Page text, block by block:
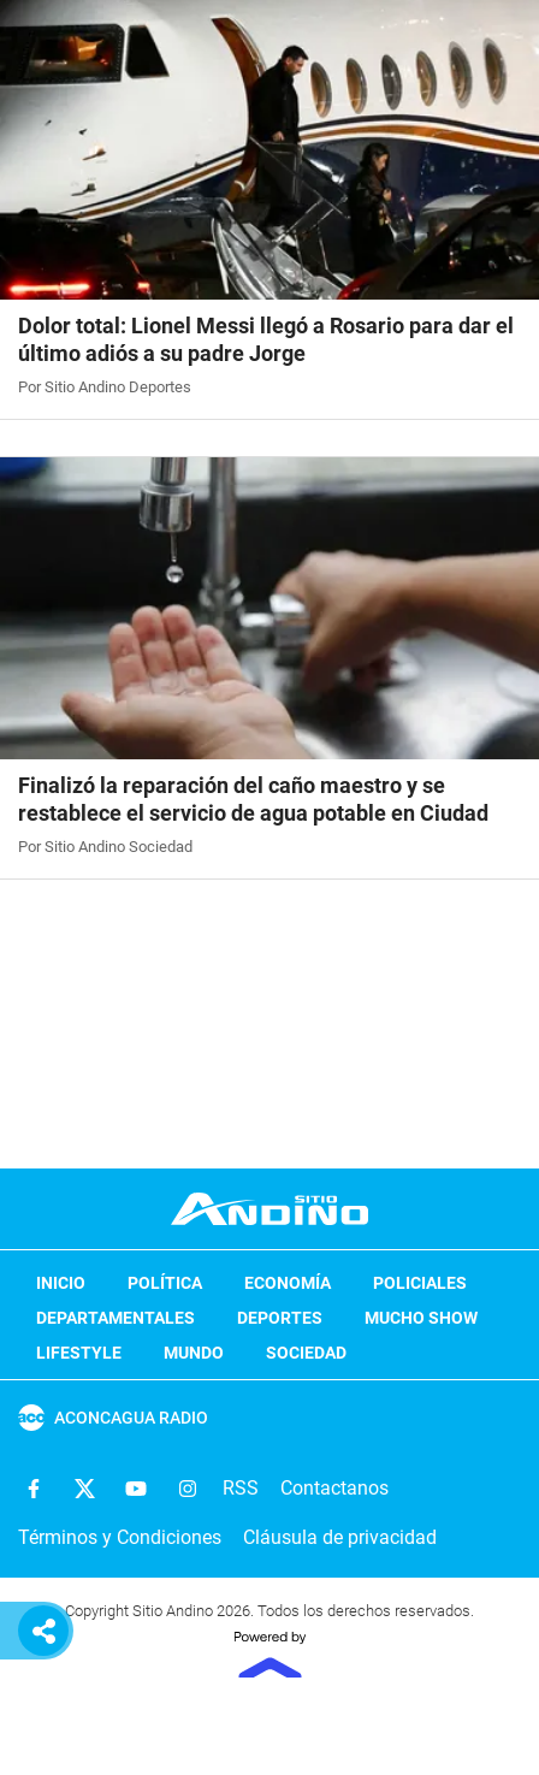
Dolor total: Lionel Messi llegó a Rosario para dar el
último adiós a su padre Jorge
Por Sitio Andino Deportes
Finalizó la reparación del caño maestro y se
restablece el servicio de agua potable en Ciudad
Por Sitio Andino Sociedad
INICIO POLÍTICA ECONOMÍA
POLICIALES
DEPARTAMENTALES
DEPORTES
MUCHO SHOW
LIFESTYLE
MUNDO SOCIEDAD
ACONCAGUA RADIO
RSS Contactanos
Términos y Condiciones Cláusula de privacidad
Copyright Sitio Andino 2026. Todos los derechos reservados.